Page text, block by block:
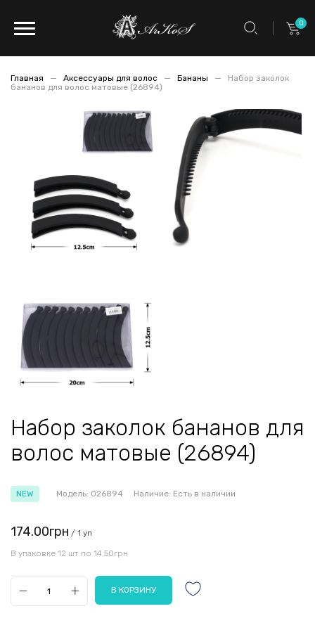
0
Главная Аксессуары для волос Бананы
Набор заколок
бананов для волос матовые (26894)
Набор заколок бананов для
волос матовые (26894)
NEW Модель: 026894 Наличие: Есть в наличии
174.00грн / 1 уп
В упаковке 12 шт по 14.50грн